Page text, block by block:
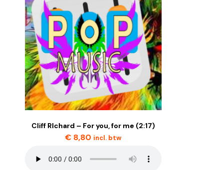
Cliff RIchard – For you, for me (2:17)
€ 8,80 incl. btw